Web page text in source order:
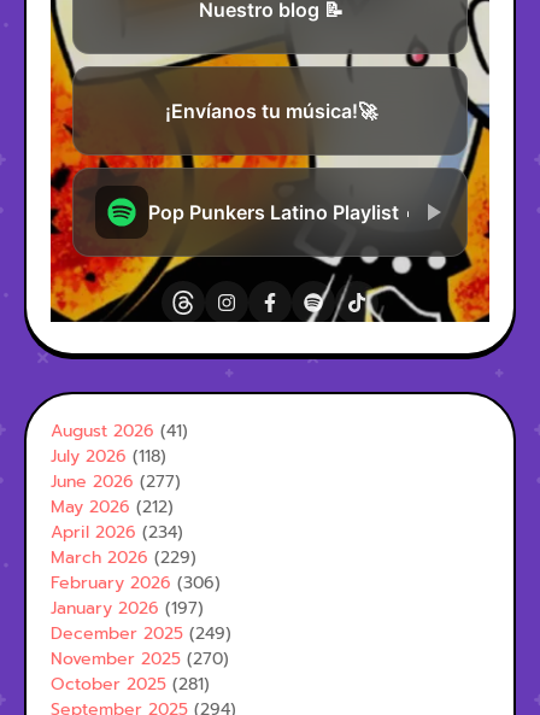
August 2026 (41)
July 2026 (118)
June 2026 (277)
May 2026 (212)
April 2026 (234)
March 2026 (229)
February 2026 (306)
January 2026 (197)
December 2025 (249)
November 2025 (270)
October 2025 (281)
September 2025 (294)